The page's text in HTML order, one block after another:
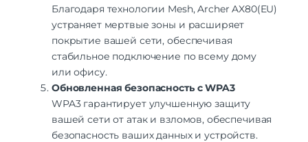
Благодаря технологии Mesh, Archer AX80(EU)
устраняет мертвые зоны и расширяет
покрытие вашей сети, обеспечивая
стабильное подключение по всему дому
или офису.
Обновленная безопасность с WPA3
WPA3 гарантирует улучшенную защиту
вашей сети от атак и взломов, обеспечивая
безопасность ваших данных и устройств.